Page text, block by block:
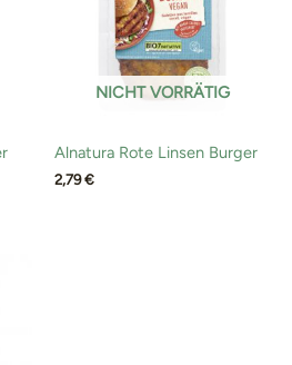
NICHT VORRÄTIG
Alnatura Rote Linsen Burger
2,79€